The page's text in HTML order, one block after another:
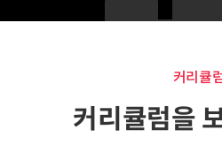
커리큘
커리큘럼을